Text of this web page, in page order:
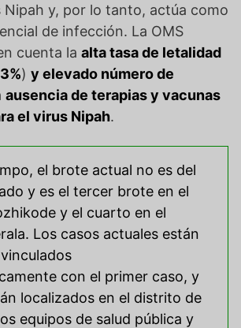
Nipah y, por lo tanto, actúa como
de infección. La OMS
cuenta la alta tasa de letalidad
) y elevado número de
ausencia de terapias y vacunas
el virus Nipah.
el brote actual no es del
y es el tercer brote en el
y el cuarto en el
Los casos actuales están
con el primer caso, y
localizados en el distrito de
equipos de salud pública y